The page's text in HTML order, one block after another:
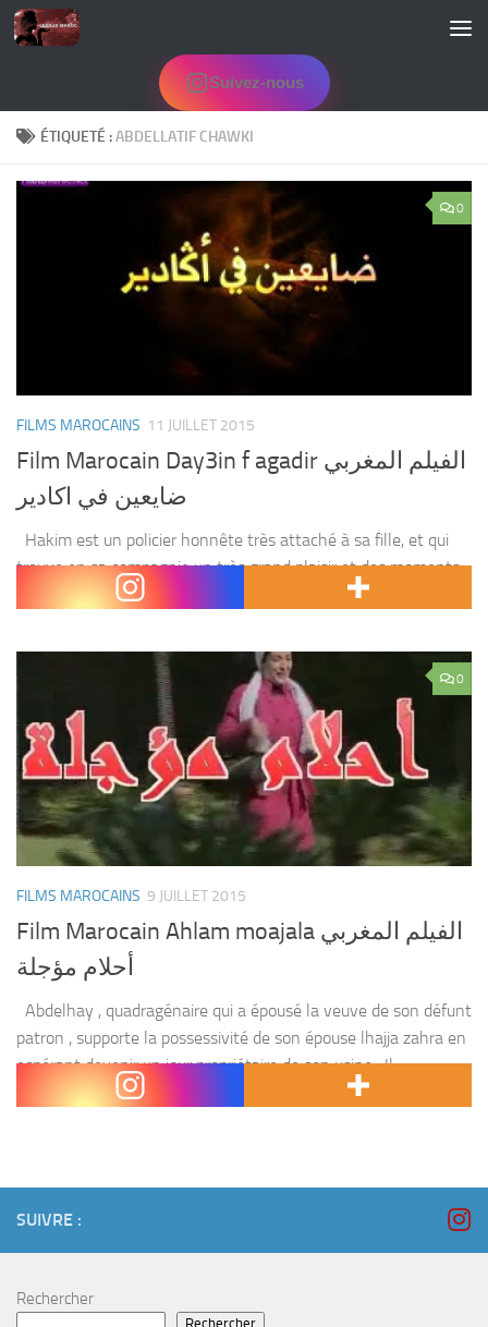
Skip to content
Suivez-nous
ÉTIQUETÉ :ABDELLATIF CHAWKI
0
FILMS MAROCAINS 11 JUILLET 2015
Film Marocain Day3in f agadir الفيلم المغربي
ضايعين في اكادير
Hakim est un policier honnête très attaché à sa fille, et qui
trouve en sa compagnie un très grand plaisir et des moments
pleins de joie. Un jour sa fille sera kidnapée, Hakim...
0
FILMS MAROCAINS 9 JUILLET 2015
Film Marocain Ahlam moajala الفيلم المغربي
أحلام مؤجلة
Abdelhay , quadragénaire qui a épousé la veuve de son défunt
patron , supporte la possessivité de son épouse lhajja zahra en
espérant devenir un jour propriétaire de son usine . Il
s’entiche...
SUIVRE :
Rechercher
Rechercher